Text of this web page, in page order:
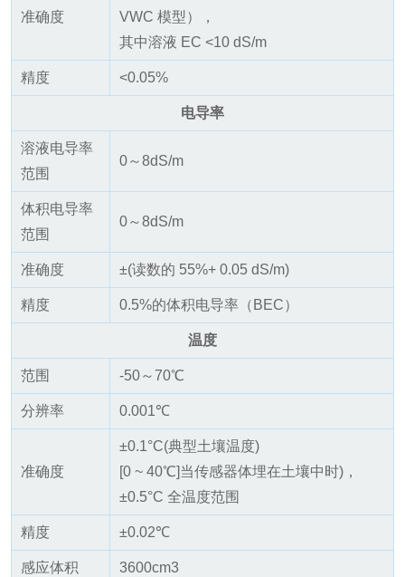
准确度
VWC 模型），
其中溶液 EC <10 dS/m
精度 <0.05%
电导率
溶液电导率
范围
0～8dS/m
体积电导率
范围
0～8dS/m
准确度 ±(读数的 55%+ 0.05 dS/m)
精度 0.5%的体积电导率（BEC）
温度
范围 -50～70℃
分辨率 0.001℃
准确度
±0.1°C(典型土壤温度)
[0 ~ 40℃]当传感器体埋在土壤中时)，
±0.5°C 全温度范围
精度 ±0.02℃
感应体积 3600cm3